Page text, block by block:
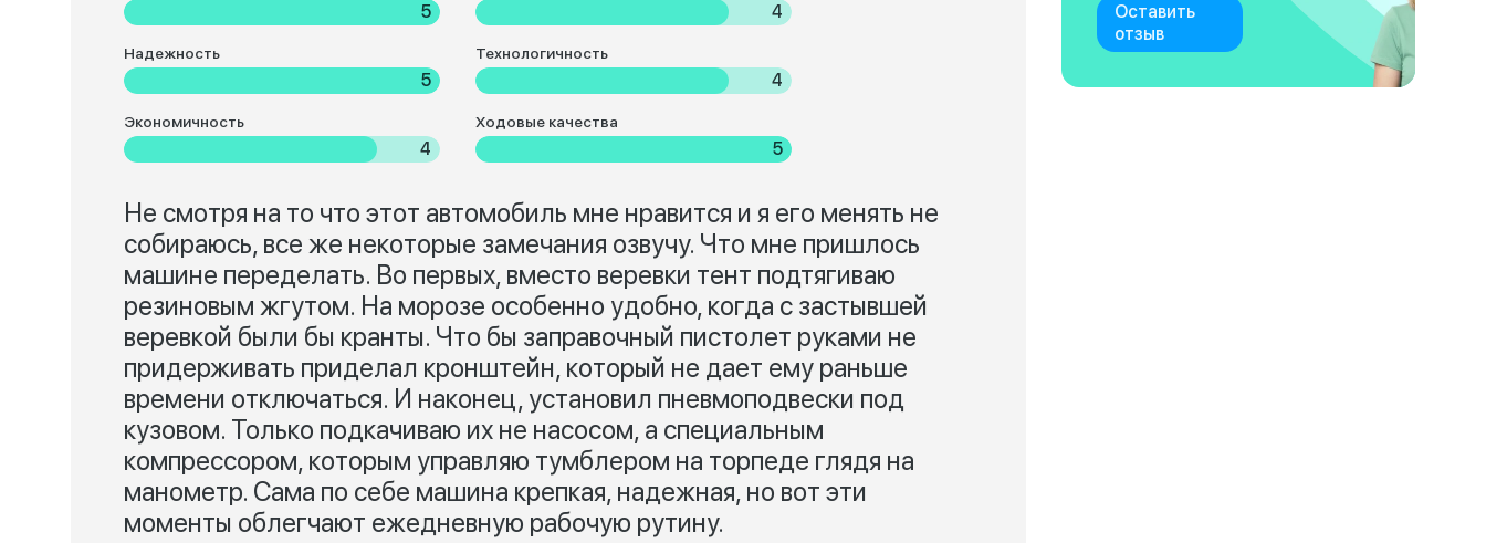
5 4
Надежность
5
Технологичность
4
Экономичность
4
Ходовые качества
5
Не смотря на то что этот автомобиль мне нравится и я его менять не
собираюсь, все же некоторые замечания озвучу. Что мне пришлось
машине переделать. Во первых, вместо веревки тент подтягиваю
резиновым жгутом. На морозе особенно удобно, когда с застывшей
веревкой были бы кранты. Что бы заправочный пистолет руками не
придерживать приделал кронштейн, который не дает ему раньше
времени отключаться. И наконец, установил пневмоподвески под
кузовом. Только подкачиваю их не насосом, а специальным
компрессором, которым управляю тумблером на торпеде глядя на
манометр. Сама по себе машина крепкая, надежная, но вот эти
моменты облегчают ежедневную рабочую рутину.
Оставить
отзыв